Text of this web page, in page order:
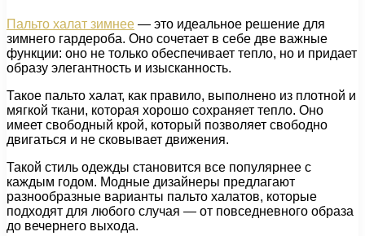
Пальто халат зимнее — это идеальное решение для
зимнего гардероба. Оно сочетает в себе две важные
функции: оно не только обеспечивает тепло, но и придает
образу элегантность и изысканность.
Такое пальто халат, как правило, выполнено из плотной и
мягкой ткани, которая хорошо сохраняет тепло. Оно
имеет свободный крой, который позволяет свободно
двигаться и не сковывает движения.
Такой стиль одежды становится все популярнее с
каждым годом. Модные дизайнеры предлагают
разнообразные варианты пальто халатов, которые
подходят для любого случая — от повседневного образа
до вечернего выхода.